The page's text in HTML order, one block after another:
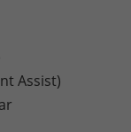
Assist)